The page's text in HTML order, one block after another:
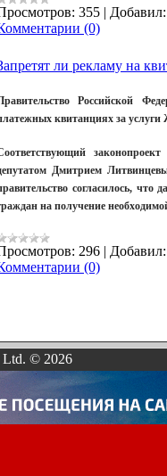
355 | Добавил:
(0)
ли рекламу на
Российской
квитанциях за
Дмитрием
согласилось, что
на получение
296 | Добавил:
(0)
Ltd. © 2026